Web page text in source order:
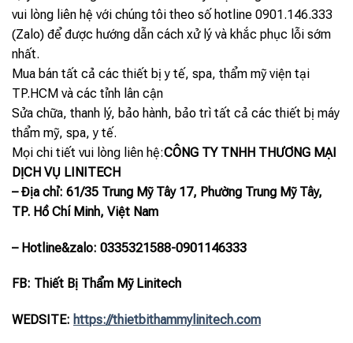
vui lòng liên hệ với chúng tôi theo số hotline 0901.146.333
(Zalo) để được hướng dẫn cách xử lý và khắc phục lỗi sớm
nhất.
Mua bán tất cả các thiết bị y tế, spa, thẩm mỹ viện tại
TP.HCM và các tỉnh lân cận
Sửa chữa, thanh lý, bảo hành, bảo trì tất cả các thiết bị máy
thẩm mỹ, spa, y tế.
Mọi chi tiết vui lòng liên hệ:CÔNG TY TNHH THƯƠNG MẠI
DỊCH VỤ LINITECH
– Địa chỉ: 61/35 Trung Mỹ Tây 17, Phường Trung Mỹ Tây,
TP. Hồ Chí Minh, Việt Nam
– Hotline&zalo: 0335321588-0901146333
FB: Thiết Bị Thẩm Mỹ Linitech
WEDSITE: https://thietbithammylinitech.com